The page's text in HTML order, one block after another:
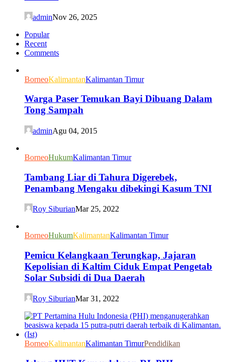
adminNov 26, 2025
Popular
Recent
Comments
BorneoKalimantanKalimantan Timur
Warga Paser Temukan Bayi Dibuang Dalam
Tong Sampah
adminAgu 04, 2015
BorneoHukumKalimantan Timur
Tambang Liar di Tahura Digerebek,
Penambang Mengaku dibekingi Kasum TNI
Roy SiburianMar 25, 2022
BorneoHukumKalimantanKalimantan Timur
Pemicu Kelangkaan Terungkap, Jajaran
Kepolisian di Kaltim Ciduk Empat Pengetab
Solar Subsidi di Dua Daerah
Roy SiburianMar 31, 2022
BorneoKalimantanKalimantan TimurPendidikan